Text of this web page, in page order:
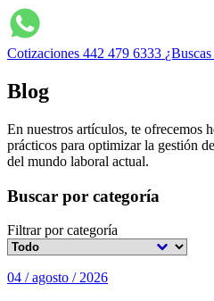
Cotizaciones 442 479 6333
Blog
En nuestros artículos, te ofrecemos
prácticos para optimizar la gestión
del mundo laboral actual.
Buscar por categoría
Filtrar por categoría
04 / agosto / 2026